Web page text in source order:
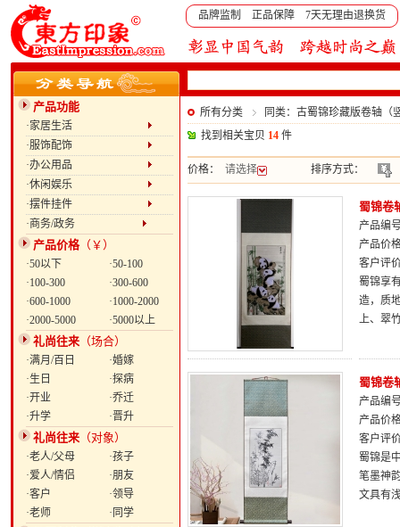
品牌监制 正品保障 7天无理由退换货
产品功能
·家居生活
·服饰配饰
·办公用品
·休闲娱乐
·摆件挂件
·商务/政务
产品价格（￥）
·50以下
·50-100
·100-300
·300-600
·600-1000
·1000-2000
·2000-5000
·5000以上
礼尚往来 （场合）
·满月/百日
·婚嫁
·生日
·探病
·开业
·乔迁
·升学
·晋升
礼尚往来 （对象）
·老人/父母
·孩子
·爱人/情侣
·朋友
·客户
·领导
·老师
·同学
所有分类
同类：古蜀锦珍藏版卷轴（
找到相关宝贝 14 件
价格： 请选择 排序方式：
蜀锦卷
产品编
产品价
客户评
蜀锦享
造，质
上、翠
蜀锦卷
产品编
产品价
客户评
蜀锦是
笔墨神
文具有